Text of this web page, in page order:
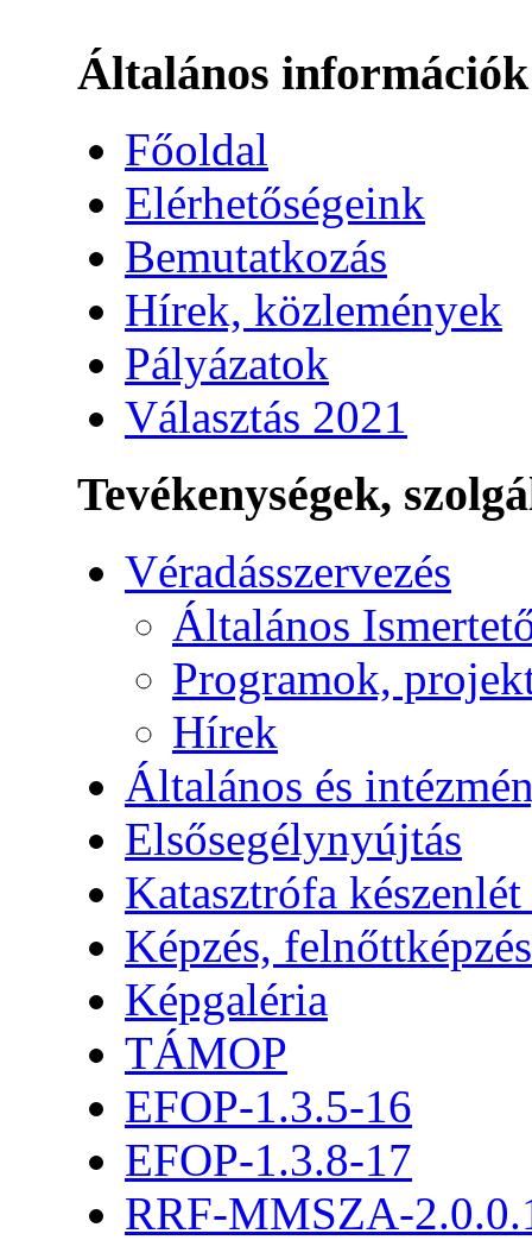
Általános információk
Főoldal
Elérhetőségeink
Bemutatkozás
Hírek, közlemények
Pályázatok
Választás 2021
Tevékenységek,
Véradásszervezés
Általános
Programok,
Hírek
Általános és
Elsősegélynyújtás
Katasztrófa
Képzés, felnőttképzés
Képgaléria
TÁMOP
EFOP-1.3.5-16
EFOP-1.3.8-17
RRF-MMSZA-